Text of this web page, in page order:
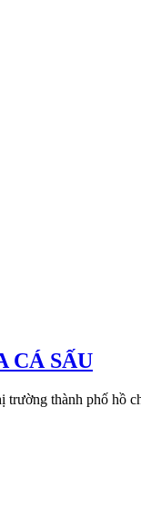
CÁ SẤU
thành phố hồ